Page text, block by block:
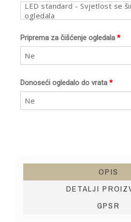
LED standard - Svjetlost se
ogledala
*
Priprema za čišćenje ogledala
Ne
*
Donoseći ogledalo do vrata
Ne
OPIS
DETALJI
GPSR